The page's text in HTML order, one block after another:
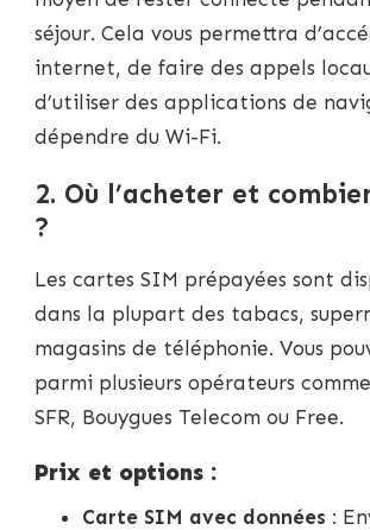
séjour. Cela vous permettra
internet, de faire des appels
d’utiliser des applications de
dépendre du Wi-Fi.
2. Où l’acheter et
?
Les cartes SIM prépayées sont
dans la plupart des tabacs,
magasins de téléphonie. Vous
parmi plusieurs opérateurs
SFR, Bouygues Telecom ou Free.
Prix et options :
Carte SIM avec données :